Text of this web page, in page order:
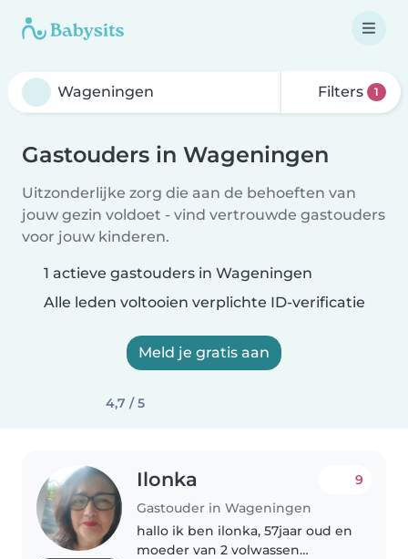
Filters 1
Gastouders in Wageningen
Uitzonderlijke zorg die aan de behoeften van
jouw gezin voldoet - vind vertrouwde gastouders
voor jouw kinderen.
1 actieve gastouders in Wageningen
Alle leden voltooien verplichte ID-verificatie
Meld je gratis aan
4,7 / 5
Ilonka
Gastouder in Wageningen
9
hallo ik ben ilonka, 57jaar oud en
moeder van 2 volwassen